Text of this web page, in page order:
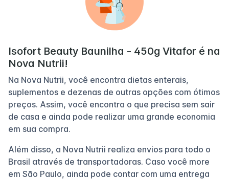
Isofort Beauty Baunilha - 450g Vitafor é na
Nova Nutrii!
Na Nova Nutrii, você encontra dietas enterais,
suplementos e dezenas de outras opções com ótimos
preços. Assim, você encontra o que precisa sem sair
de casa e ainda pode realizar uma grande economia
em sua compra.
Além disso, a Nova Nutrii realiza envios para todo o
Brasil através de transportadoras. Caso você more
em São Paulo, ainda pode contar com uma entrega